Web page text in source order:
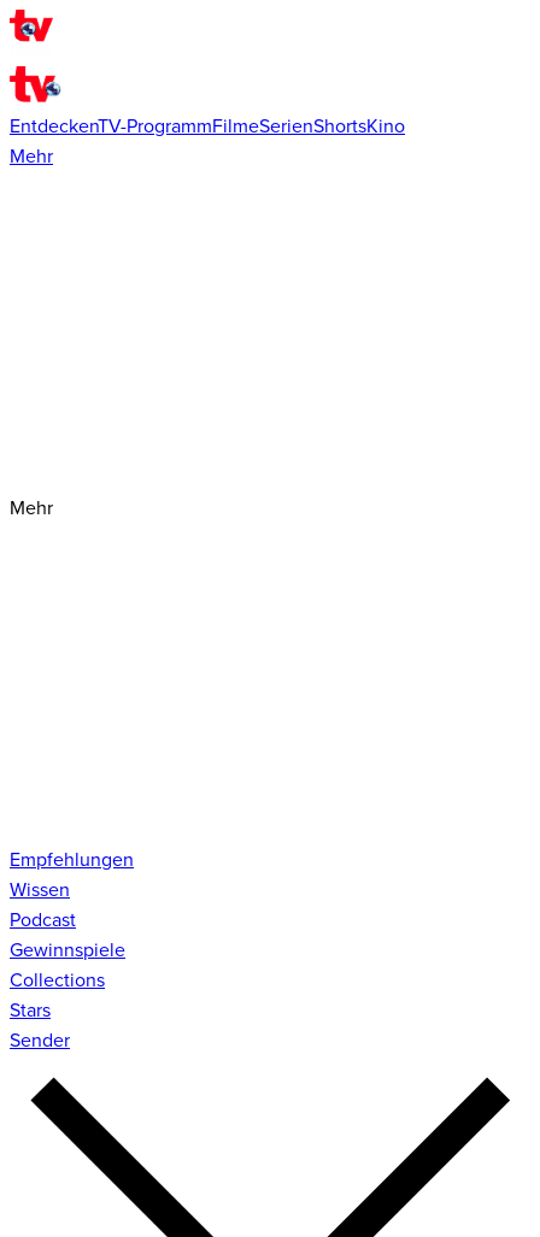
EntdeckenTV-ProgrammFilmeSerienShortsKino
Mehr
Mehr
Empfehlungen
Wissen
Podcast
Gewinnspiele
Collections
Stars
Sender